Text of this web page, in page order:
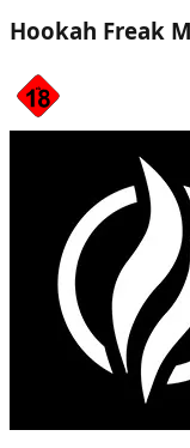
Hookah Freak